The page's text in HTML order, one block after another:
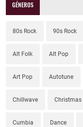
GÉNEROS
80s Rock 90s Rock
Alt Folk Alt Pop
Art Pop Autotune
Chillwave Christmas
Cumbia Dance